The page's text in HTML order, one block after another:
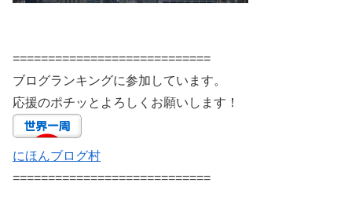
============================
ブログランキングに参加しています。
応援のポチッとよろしくお願いします！
にほんブログ村
============================